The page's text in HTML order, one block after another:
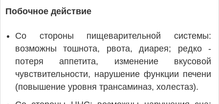
Побочное действие
Со стороны пищеварительной системы:
возможны тошнота, рвота, диарея; редко -
потеря аппетита, изменение вкусовой
чувствительности, нарушение функции печени
(повышение уровня трансаминаз, холестаз).